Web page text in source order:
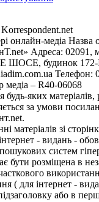
онлайн-медіа Назва
Адреса: 02091,
будинок 172-
Телефон:
медіа – R40-06068
будь-яких
за умови
матеріалів зі
- видань -
систем
бути розміщена в
( для інтернет -
або в